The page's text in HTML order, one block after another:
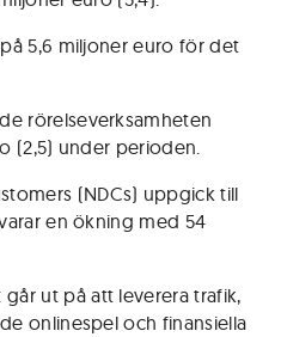
5,6 miljoner euro för det
rörelseverksamheten
(2,5) under perioden.
(NDCs) uppgick till
en ökning med 54
ut på att leverera trafik,
onlinespel och finansiella